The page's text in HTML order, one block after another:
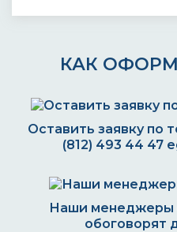
КАК
Оставить заявку по
(812) 493 44 47
Наши менеджеры
обоговорят